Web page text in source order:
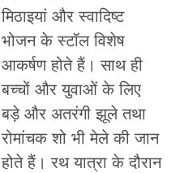
मिठाइयां और स्वादिष्ट
भोजन के स्टॉल विशेष
आकर्षण होते हैं। साथ ही
बच्चों और युवाओं के लिए
बड़े और अतरंगी झूले तथा
रोमांचक शो भी मेले की जान
होते हैं। रथ यात्रा के दौरान